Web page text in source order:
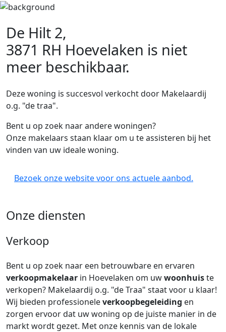
De Hilt 2,
3871 RH Hoevelaken is niet
meer beschikbaar.
Deze woning is succesvol verkocht door Makelaardij
o.g. "de traa".
Bent u op zoek naar andere woningen?
Onze makelaars staan klaar om u te assisteren bij het
vinden van uw ideale woning.
Bezoek onze website voor ons actuele aanbod.
Onze diensten
Verkoop
Bent u op zoek naar een betrouwbare en ervaren
verkoopmakelaar in Hoevelaken om uwwoonhuiste
verkopen? Makelaardij o.g. "de Traa" staat voor u klaar!
Wij bieden professioneleverkoopbegeleiding en
zorgen ervoor dat uw woning op de juiste manier in de
markt wordt gezet. Met onze kennis van de lokale